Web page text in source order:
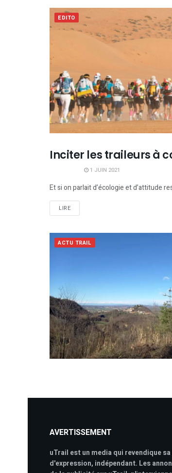
EDITO
PREMIUM
Inciter les traileurs à
1 JUIN 2021
Et si on parlait d’écologie et d’attitude
LIRE
ACTU TRAIL
AVERTISSEMENT
uTrail est un media qui revendique
d'expression, indépendant. Les